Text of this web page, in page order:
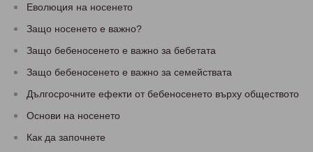
Еволюция на носенето
Защо носенето е важно?
Защо бебеносенето е важно за бебетата
Защо бебеносенето е важно за семействата
Дългосрочните ефекти от бебеносенето върху обществото
Основи на носенето
Как да започнете